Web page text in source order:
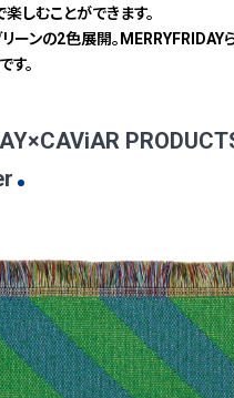
しむことができます。
リーンの2色展開。
す。